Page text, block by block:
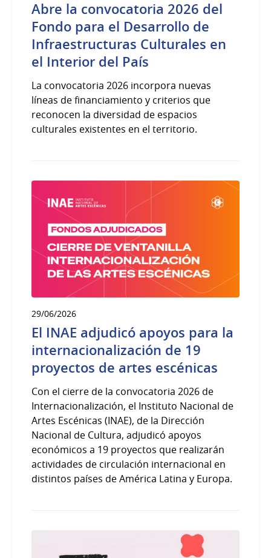
Abre la convocatoria 2026 del
Fondo para el Desarrollo de
Infraestructuras Culturales en
el Interior del País
La convocatoria 2026 incorpora nuevas
líneas de financiamiento y criterios que
reconocen la diversidad de espacios
culturales existentes en el territorio.
29/06/2026
El INAE adjudicó apoyos para la
internacionalización de 19
proyectos de artes escénicas
Con el cierre de la convocatoria 2026 de
Internacionalización, el Instituto Nacional de
Artes Escénicas (INAE), de la Dirección
Nacional de Cultura, adjudicó apoyos
económicos a 19 proyectos que realizarán
actividades de circulación internacional en
distintos países de América Latina y Europa.